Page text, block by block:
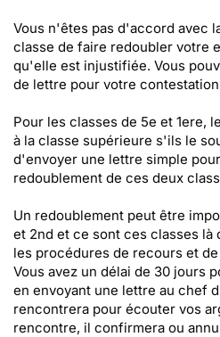
Vous n'êtes pas d'accord avec
classe de faire redoubler votre
qu'elle est injustifiée. Vous
de lettre pour votre
Pour les classes de 5e et 1ere,
à la classe supérieure s'ils le
d'envoyer une lettre simple
redoublement de ces deux
Un redoublement peut être
et 2nd et ce sont ces classes
les procédures de recours et
Vous avez un délai de 30 jours
en envoyant une lettre au chef
rencontrera pour écouter vos
rencontre, il confirmera ou